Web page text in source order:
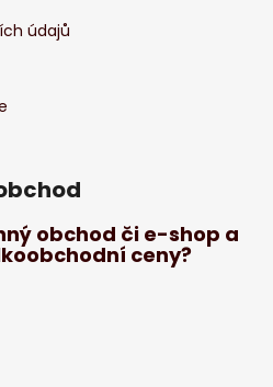
údajů
obchod či e-shop a
ceny?